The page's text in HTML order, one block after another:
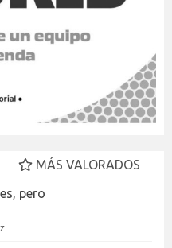
MÁS VALORADOS
pero